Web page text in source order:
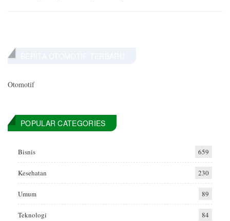
Otomotif
POPULAR CATEGORIES
Bisnis 659
Kesehatan 230
Umum 89
Teknologi 84